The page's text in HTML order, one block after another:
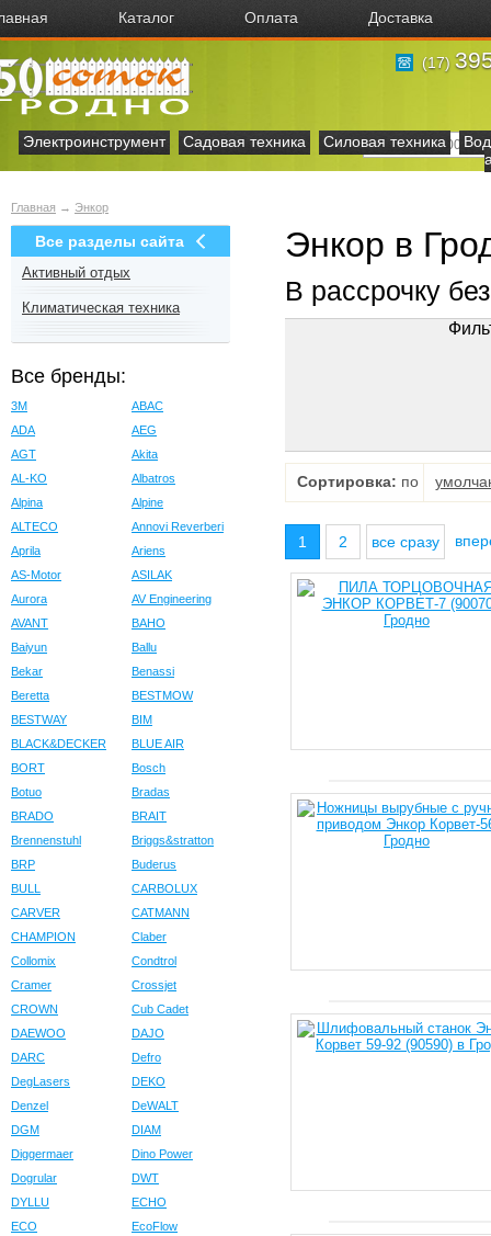
Каталог Оплата Доставка
(17)
Электроинструмент Садовая техника Силовая техника
Главная → Энкор
Все разделы сайта
Активный отдых
Климатическая техника
Все бренды:
3M
ABAC
ADA
AEG
AGT
Akita
AL-KO
Albatros
Alpina
Alpine
ALTECO
Annovi Reverberi
Aprila
Ariens
AS-Motor
ASILAK
Aurora
AV Engineering
AVANT
BAHO
Baiyun
Ballu
Bekar
Benassi
Beretta
BESTMOW
BESTWAY
BIM
BLACK&DECKER
BLUE AIR
BORT
Bosch
Botuo
Bradas
BRADO
BRAIT
Brennenstuhl
Briggs&stratton
BRP
Buderus
BULL
CARBOLUX
CARVER
CATMANN
CHAMPION
Claber
Collomix
Condtrol
Cramer
Crossjet
CROWN
Cub Cadet
DAEWOO
DAJO
DARC
Defro
DegLasers
DEKO
Denzel
DeWALT
DGM
DIAM
Diggermaer
Dino Power
Dogrular
DWT
DYLLU
ECHO
ECO
EcoFlow
Энкор в
В рассрочку
Сортировка: по
1 2 все сразу